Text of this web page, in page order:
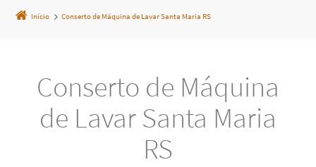
Início Conserto de Máquina de Lavar Santa Maria RS
Conserto de Máquina
de Lavar Santa Maria
RS